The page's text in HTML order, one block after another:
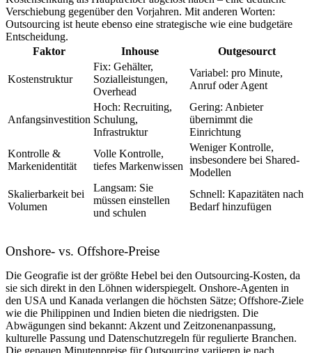
Verschiebung gegenüber den Vorjahren. Mit anderen Worten:
Outsourcing ist heute ebenso eine strategische wie eine budgetäre
Entscheidung.
Faktor
Inhouse Outgesourct
Kostenstruktur
Fix: Gehälter,
Sozialleistungen,
Overhead
Variabel: pro Minute,
Anruf oder Agent
Anfangsinvestition
Hoch: Recruiting,
Schulung,
Infrastruktur
Gering: Anbieter
übernimmt die
Einrichtung
Kontrolle &
Markenidentität
Volle Kontrolle,
tiefes Markenwissen
Weniger Kontrolle,
insbesondere bei Shared-
Modellen
Skalierbarkeit bei
Volumen
Langsam: Sie
müssen einstellen
und schulen
Schnell: Kapazitäten nach
Bedarf hinzufügen
Onshore- vs. Offshore-Preise
Die Geografie ist der größte Hebel bei den Outsourcing-Kosten, da
sie sich direkt in den Löhnen widerspiegelt. Onshore-Agenten in
den USA und Kanada verlangen die höchsten Sätze; Offshore-Ziele
wie die Philippinen und Indien bieten die niedrigsten. Die
Abwägungen sind bekannt: Akzent und Zeitzonenanpassung,
kulturelle Passung und Datenschutzregeln für regulierte Branchen.
Die genauen Minutenpreise für Outsourcing variieren je nach